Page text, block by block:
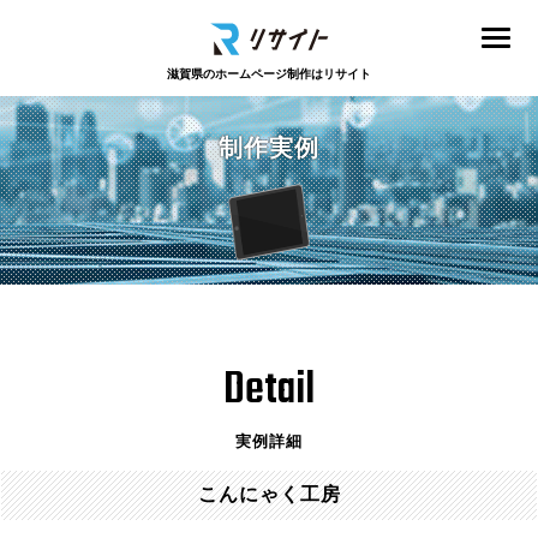
滋賀県のホームページ制作はリサイト
制作実例
Detail
実例詳細
こんにゃく工房